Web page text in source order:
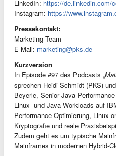
LinkedIn: https://de.linkedin.com/
Instagram: https://
Pressekontakt:
Marketing Team
E-Mail: marketing@pks.de
Kurzversion
In Episode #97 des Podcasts „
sprechen Heidi Schmidt (PKS)
Beyerle, Senior Java
Linux- und Java-Workloads auf
Performance-Optimierung, Linux
Kryptografie und reale
Zudem geht es um typische
Mainframes in modernen Hybrid-